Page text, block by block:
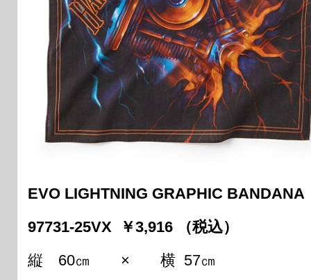
EVO LIGHTNING GRAPHIC BANDANA
97731-25VX ￥3,916 （税込）
縦 60㎝ × 横 57㎝